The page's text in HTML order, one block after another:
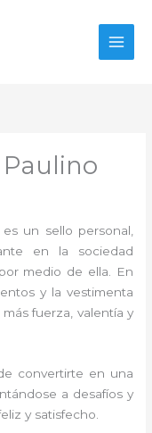
Paulino
un sello personal,
en la sociedad
medio de ella. En
y la vestimenta
fuerza, valentía y
convertirte en una
a desafíos y
y satisfecho.